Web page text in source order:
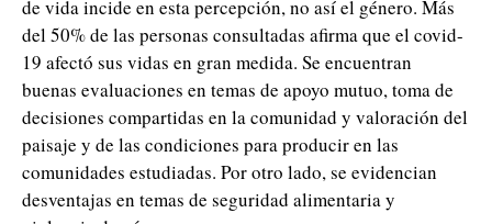
de vida incide en esta percepción, no así el género. Más
del 50% de las personas consultadas afirma que el covid-
19 afectó sus vidas en gran medida. Se encuentran
buenas evaluaciones en temas de apoyo mutuo, toma de
decisiones compartidas en la comunidad y valoración del
paisaje y de las condiciones para producir en las
comunidades estudiadas. Por otro lado, se evidencian
desventajas en temas de seguridad alimentaria y